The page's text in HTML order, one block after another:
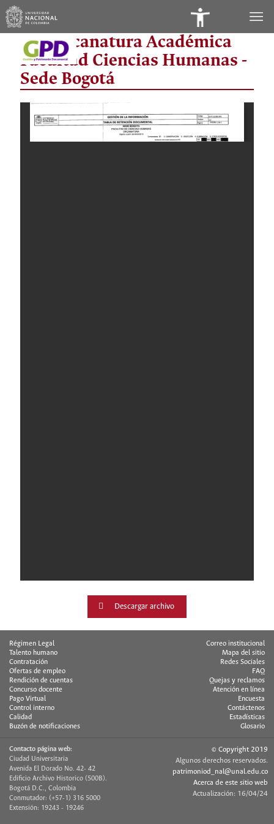
de
Accesibilidad
Vicedecanatura Académica
Facultad Ciencias Humanas -
Sede Bogotá
Descargar archivo
Régimen Legal
Talento humano
Contratación
Ofertas de empleo
Rendición de cuentas
Concurso docente
Pago Virtual
Control interno
Calidad
Buzón de notificaciones
Correo institucional
Mapa del sitio
Redes Sociales
FAQ
Quejas y reclamos
Atención en línea
Encuesta
Contáctenos
Estadísticas
Glosario
Contacto página web:
Ciudad Universitaria
Avenida El Dorado No. 42- 42
Edificio Archivo Historico (500B).
Bogotá D.C., Colombia
Conmutador: (+57-1) 316 5000
Extensión: 19243 - 19246
© Copyright 2019
Algunos derechos reservados.
patrimoniod_nal@unal.edu.co
Acerca de este sitio web
Actualización: 16/04/24